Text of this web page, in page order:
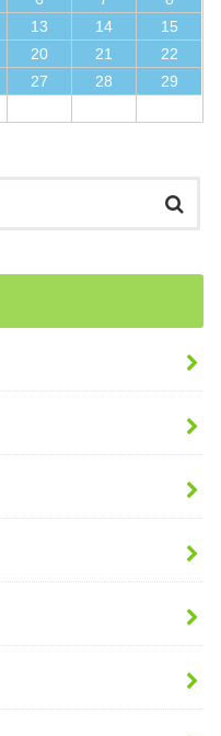
13 14
15
20 21
22
27 28
29